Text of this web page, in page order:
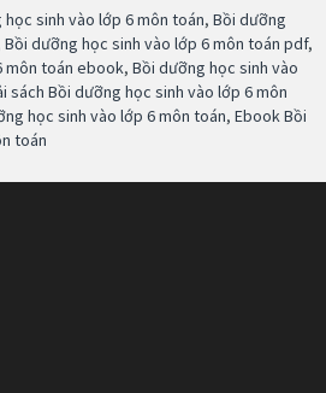
học sinh vào lớp 6 môn toán, Bồi dưỡng
Bồi dưỡng học sinh vào lớp 6 môn toán pdf,
môn toán ebook, Bồi dưỡng học sinh vào
sách Bồi dưỡng học sinh vào lớp 6 môn
học sinh vào lớp 6 môn toán, Ebook Bồi
toán